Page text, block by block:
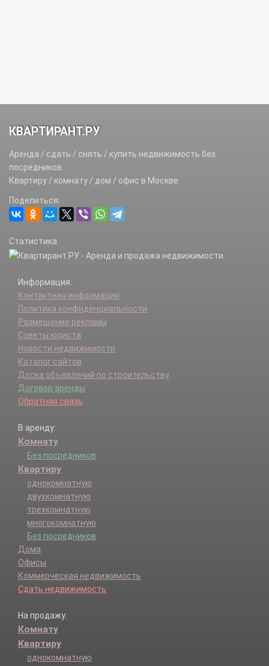
КВАРТИРАНТ.РУ
Аренда / сдать / снять / купить недвижимость без
посредников.
Квартиру / комнату / дом / офис в Москве
Поделиться:
Статистика:
Информация:
Контактная информация
Политика конфиденциальности
Размещение рекламы
Советы юриста
Новости недвижимости
Каталог сайтов
Доска объявлений по строительству
Договор аренды
Обратная связь
В аренду:
Комнату
Без посредников
Квартиру
однокомнатную
двухкомнатную
трехкомнатную
многокомнатную
Без посредников
Дома
Офисы
Коммерческая недвижимость
Сдать недвижимость
На продажу:
Комнату
Квартиру
однокомнатную